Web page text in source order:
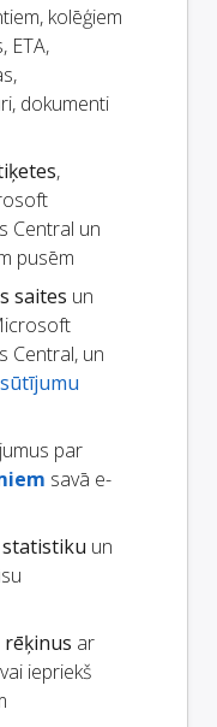
kolēģiem
ETA,
dokumenti
,
Central un
pusēm
saites un
Central, un
sūtījumu
par
savā e-
un
ar
iepriekš